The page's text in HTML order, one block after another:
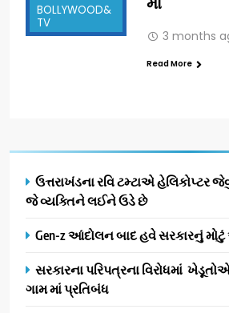
BOLLYWOOD&
TV
3 months
Read More
ઉત્તરાખંડના રવિ ટમ્ટાએ હેલિકોપ્ટર
જે વ્યક્તિને લઈને ઉડે છે
Gen-z આંદોલન બાદ હવે સરકારનું
સરકારના પરિપત્રના વિરોધમાં
ગામ માં પ્રતિબંધ